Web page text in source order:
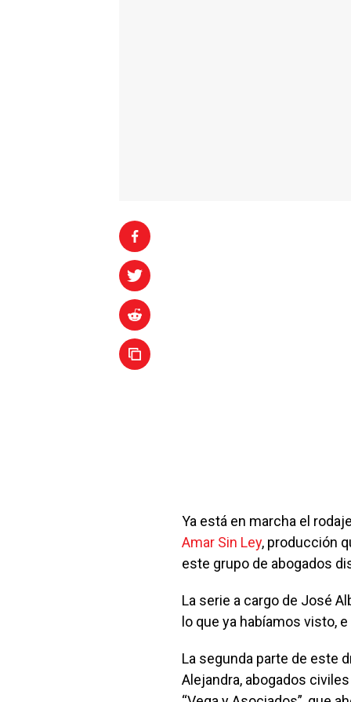
Ya está en marcha el
Amar Sin Ley, producción
este grupo de abogados
La serie a cargo de José
lo que ya habíamos visto,
La segunda parte de este
Alejandra, abogados